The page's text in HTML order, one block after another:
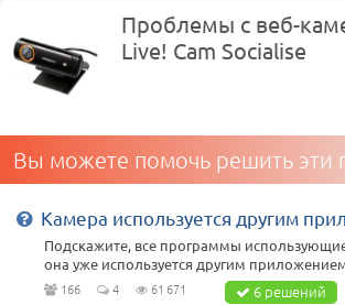
Проблемы с веб-
Live! Cam Socialise
Вы можете помочь решить эти
Камера используется другим
Подскажите, все программы
она уже используется другим
166 4 61 671 6 решений